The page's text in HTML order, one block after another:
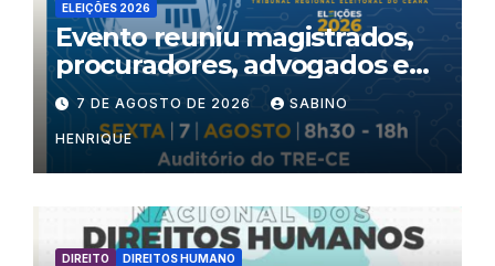
ELEIÇÕES 2026
Evento reuniu magistrados,
procuradores, advogados e
especialistas para debater
inteligência artificial,
criminalidade organizada e
violência política de gênero
no processo eleitoral
7 DE AGOSTO DE 2026 SABINO
HENRIQUE
DIREITO DIREITOS HUMANO